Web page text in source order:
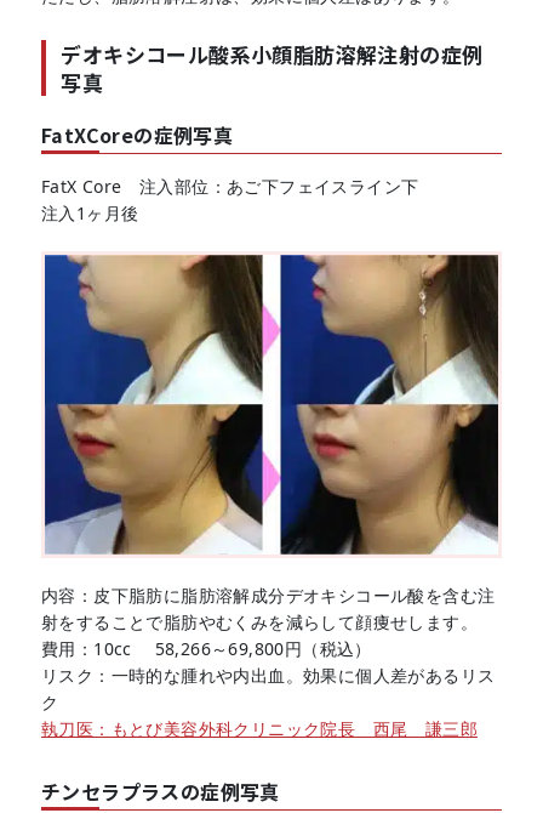
デオキシコール酸系小顔脂肪溶解注射の症例
写真
FatXCoreの症例写真
FatX Core 注入部位：あご下フェイスライン下
注入1ヶ月後
内容：皮下脂肪に脂肪溶解成分デオキシコール酸を含む注
射をすることで脂肪やむくみを減らして顔痩せします。
費用：10cc 58,266～69,800円（税込）
リスク：一時的な腫れや内出血。効果に個人差があるリス
ク
執刀医：もとび美容外科クリニック院長 西尾 謙三郎
チンセラプラスの症例写真